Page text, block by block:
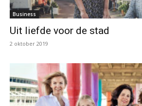
Business
Uit liefde voor de stad
2 oktober 2019